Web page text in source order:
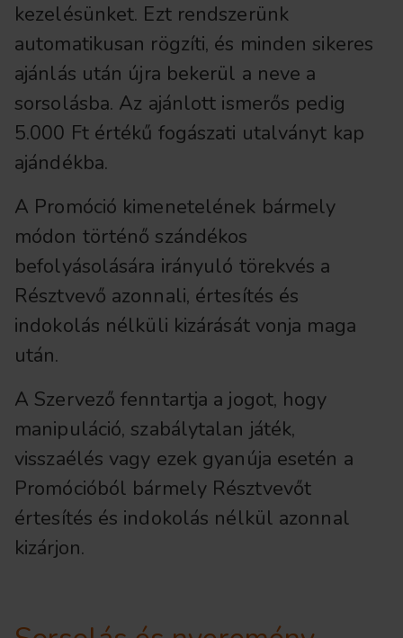
kezelésünket. Ezt rendszerünk
automatikusan rögzíti, és minden sikeres
ajánlás után újra bekerül a neve a
sorsolásba. Az ajánlott ismerős pedig
5.000 Ft értékű fogászati utalványt kap
ajándékba.
A Promóció kimenetelének bármely
módon történő szándékos
befolyásolására irányuló törekvés a
Résztvevő azonnali, értesítés és
indokolás nélküli kizárását vonja maga
után.
A Szervező fenntartja a jogot, hogy
manipuláció, szabálytalan játék,
visszaélés vagy ezek gyanúja esetén a
Promócióból bármely Résztvevőt
értesítés és indokolás nélkül azonnal
kizárjon.